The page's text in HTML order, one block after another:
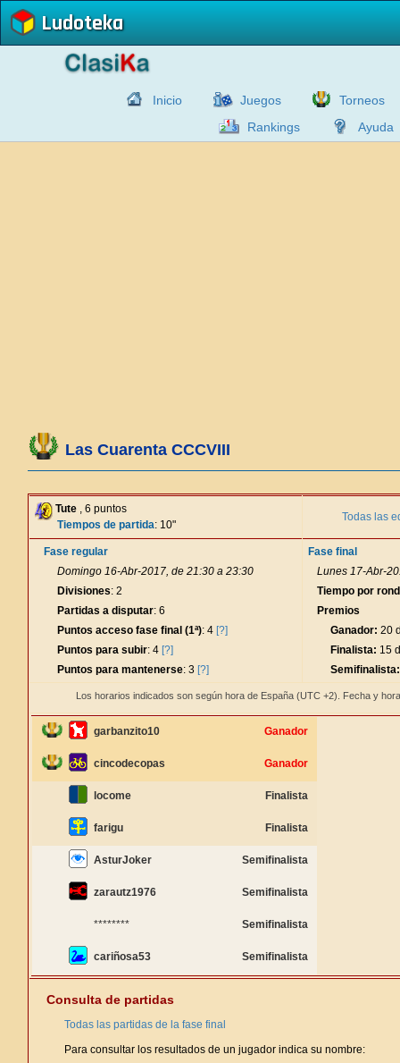
Ludoteka
Inicio Juegos
Torneos
Rankings
Ayuda
Las Cuarenta CCCVIII
Tute , 6 puntos
Tiempos de partida: 10"
Todas las
Fase regular
Domingo 16-Abr-2017, de 21:30 a 23:30
Divisiones: 2
Partidas a disputar: 6
Puntos acceso fase final (1ª): 4 [?]
Puntos para subir: 4 [?]
Puntos para mantenerse: 3 [?]
Fase final
Lunes 17-Abr-
Tiempo por
Premios
Ganador: 20
Finalista: 15
Semifinalista:
Los horarios indicados son según hora de España (UTC +2). Fecha y
garbanzito10 Ganador
cincodecopas Ganador
locome Finalista
farigu Finalista
AsturJoker Semifinalista
zarautz1976 Semifinalista
******** Semifinalista
cariñosa53 Semifinalista
Consulta de partidas
Todas las partidas de la fase final
Para consultar los resultados de un jugador indica su nombre: